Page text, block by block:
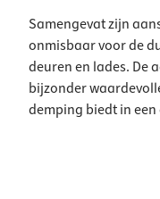
Samengevat zijn
onmisbaar voor de
deuren en lades. De
bijzonder
demping biedt in